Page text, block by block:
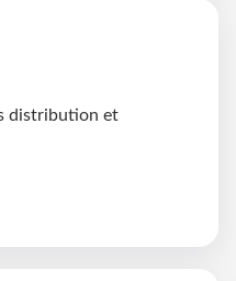
distribution et